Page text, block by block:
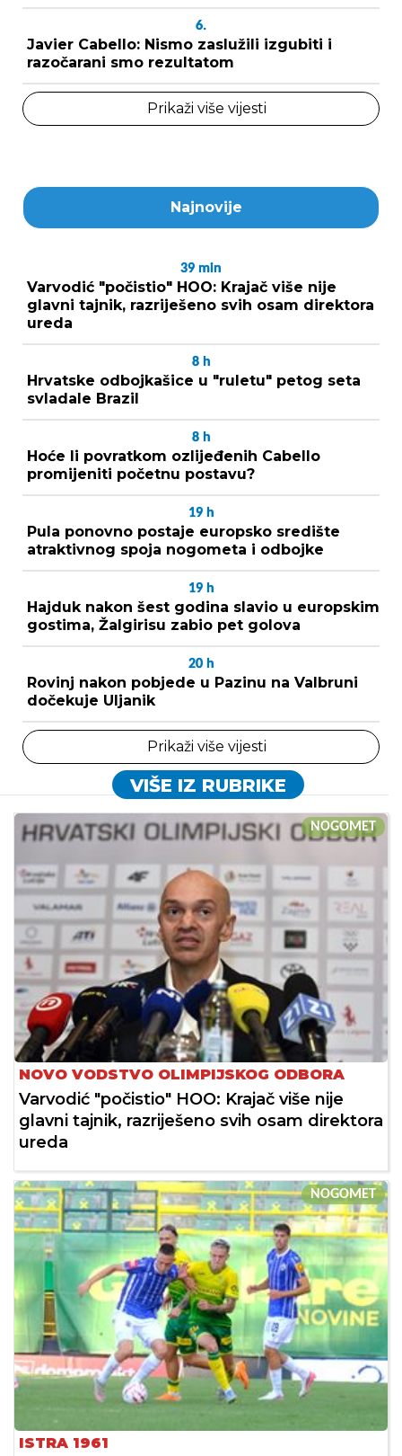
6.
Javier Cabello: Nismo zaslužili izgubiti i
razočarani smo rezultatom
Prikaži više vijesti
Najnovije
39 min
Varvodić "počistio" HOO: Krajač više nije
glavni tajnik, razriješeno svih osam direktora
ureda
8 h
Hrvatske odbojkašice u "ruletu" petog seta
svladale Brazil
8 h
Hoće li povratkom ozlijeđenih Cabello
promijeniti početnu postavu?
19 h
Pula ponovno postaje europsko središte
atraktivnog spoja nogometa i odbojke
19 h
Hajduk nakon šest godina slavio u europskim
gostima, Žalgirisu zabio pet golova
20 h
Rovinj nakon pobjede u Pazinu na Valbruni
dočekuje Uljanik
Prikaži više vijesti
VIŠE IZ RUBRIKE
NOGOMET
NOVO VODSTVO OLIMPIJSKOG ODBORA
Varvodić "počistio" HOO: Krajač više nije
glavni tajnik, razriješeno svih osam direktora
ureda
NOGOMET
ISTRA 1961